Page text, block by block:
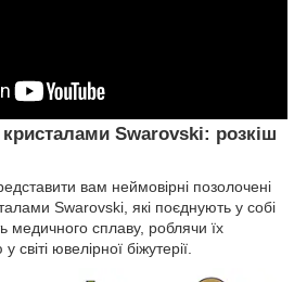
Swarovski: розкіш
вам неймовірні позолочені
Swarovski, які поєднують у собі
медичного сплаву, роблячи їх
ювелірної біжутерії.